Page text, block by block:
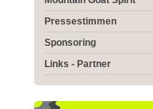
Pressestimmen
Sponsoring
Links - Partner